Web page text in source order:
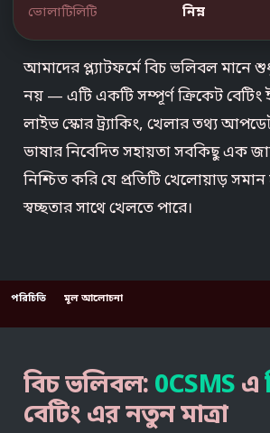
ভোলাটিলিটি
নিম্ন
আমাদের প্ল্যাটফর্মে বিচ ভলিবল মানে
নয় — এটি একটি সম্পূর্ণ ক্রিকেট বেটিং
লাইভ স্কোর ট্র্যাকিং, খেলার তথ্য
ভাষার নিবেদিত সহায়তা সবকিছু এক
নিশ্চিত করি যে প্রতিটি খেলোয়াড়
স্বচ্ছতার সাথে খেলতে পারে।
পরিচিতি মূল আলোচনা
বিচ ভলিবল: 0CSMS এ
বেটিং এর নতুন মাত্রা